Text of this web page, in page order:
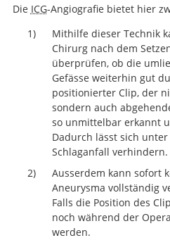
Die ICG-Angiografie bietet hier
Mithilfe dieser Technik
Chirurg nach dem
überprüfen, ob die
Gefässe weiterhin gut
positionierter Clip, der
sondern auch
so unmittelbar erkannt
Dadurch lässt sich
Schlaganfall verhindern.
Ausserdem kann sofort
Aneurysma vollständig
Falls die Position des
noch während der
werden.